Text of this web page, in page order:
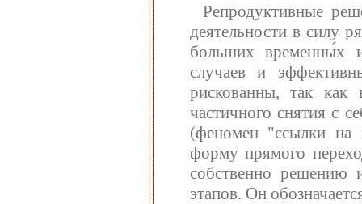
Репродуктивные
деятельности в силу
больших временны́х
случаев и
рискованны, так как
частичного снятия с
(феномен "ссылки на
форму прямого
собственно решению
этапов. Он